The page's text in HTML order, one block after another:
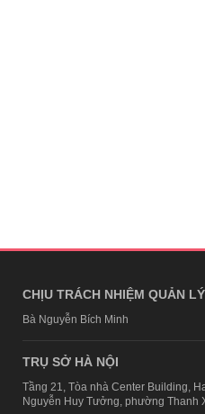
CHỊU TRÁCH NHIỆM QUẢN
Bà Nguyễn Bích Minh
TRỤ SỞ HÀ NỘI
Tầng 21, Tòa nhà Center Building,
Nguyễn Huy Tưởng, phường Thanh